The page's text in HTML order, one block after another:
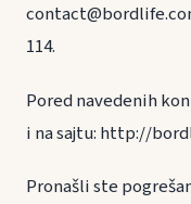
114.
Pored navedenih
i na sajtu: http://
Pronašli ste